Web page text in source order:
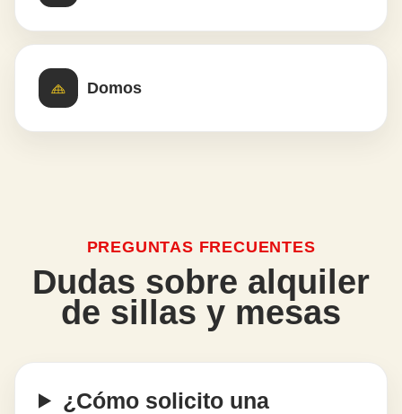
Domos
PREGUNTAS FRECUENTES
Dudas sobre alquiler
de sillas y mesas
¿Cómo solicito una